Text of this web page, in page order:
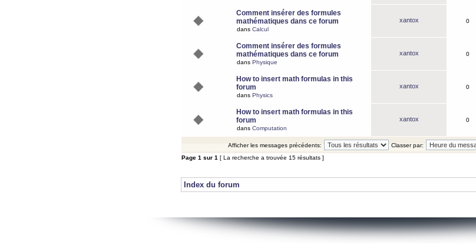
Comment insérer des formules
mathématiques dans ce forum
dans Calcul
xantox 0
Comment insérer des formules
mathématiques dans ce forum
dans Physique
xantox 0
How to insert math formulas in this
forum
dans Physics
xantox 0
How to insert math formulas in this
forum
dans Computation
xantox 0
Afficher les messages précédents:
Classer par:
Page 1 sur 1 [ La recherche a trouvée 15 résultats ]
Index du forum